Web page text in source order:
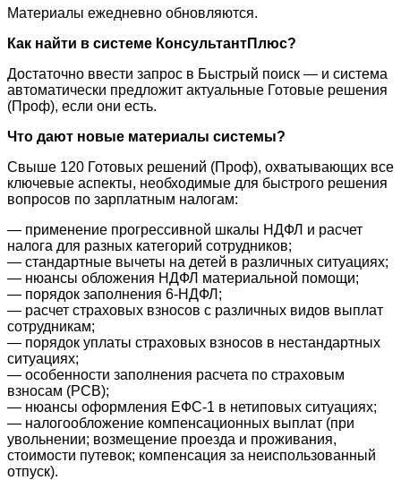
Материалы ежедневно обновляются.
Как найти в системе КонсультантПлюс?
Достаточно ввести запрос в Быстрый поиск — и система
автоматически предложит актуальные Готовые решения
(Проф), если они есть.
Что дают новые материалы системы?
Свыше 120 Готовых решений (Проф), охватывающих все
ключевые аспекты, необходимые для быстрого решения
вопросов по зарплатным налогам:
— применение прогрессивной шкалы НДФЛ и расчет
налога для разных категорий сотрудников;
— стандартные вычеты на детей в различных ситуациях;
— нюансы обложения НДФЛ материальной помощи;
— порядок заполнения 6-НДФЛ;
— расчет страховых взносов с различных видов выплат
сотрудникам;
— порядок уплаты страховых взносов в нестандартных
ситуациях;
— особенности заполнения расчета по страховым
взносам (РСВ);
— нюансы оформления ЕФС-1 в нетиповых ситуациях;
— налогообложение компенсационных выплат (при
увольнении; возмещение проезда и проживания,
стоимости путевок; компенсация за неиспользованный
отпуск).